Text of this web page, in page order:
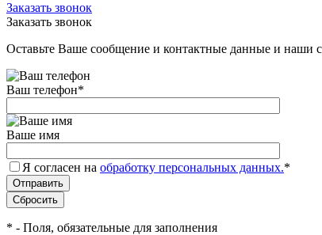
Заказать звонок
Заказать звонок
Оставьте Ваше сообщение и контактные данные и наши
Ваш телефон*
Ваше имя
Я согласен на обработку персональных данных.*
* - Поля, обязательные для заполнения